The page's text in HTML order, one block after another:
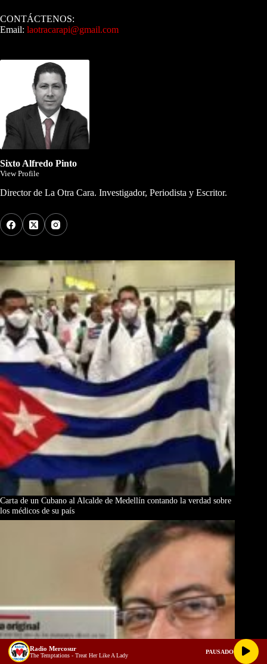
CONTÁCTENOS:
Email: laotracarapi@gmail.com
Sixto Alfredo Pinto
View Profile
Director de La Otra Cara. Investigador, Periodista y Escritor.
Carta de un Cubano al Alcalde de Medellín contando la verdad sobre
los médicos de su país
Radio Mercosur
The Temptations - Treat Her Like A Lady
PAUSADO